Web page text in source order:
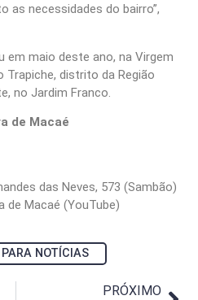
as necessidades do bairro”,
em maio deste ano, na Virgem
Trapiche, distrito da Região
no Jardim Franco.
de Macaé
das Neves, 573 (Sambão)
de Macaé (YouTube)
NOTÍCIAS
PRÓXIMO